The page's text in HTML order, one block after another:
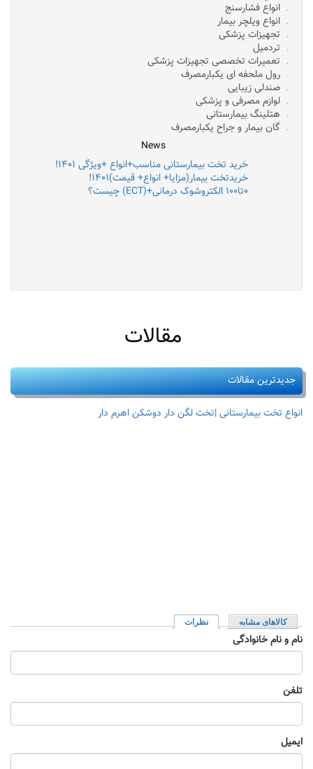
انواع فشارسنج
انواع ویلچر بیمار
تجهیزات پزشکی
تردمیل
تعمیرات تخصصی تجهیزات پزشکی
رول ملحفه ای یکبارمصرف
صندلی زیبایی
لوازم مصرفی و پزشکی
هتلینگ بیمارستانی
گان بیمار و جراح یکبارمصرف
News
خرید تخت بیمارستانی مناسب+انواع +ویژگی ۱۴۰۱!
خریدتخت بیمار(مزایا+ انواع+ قیمت)۱۴۰۱!
۰تا۱۰۰ الکتروشوک درمانی+(ECT) چیست؟
مقالات
جدیدترین مقالات
انواع تخت بیمارستانی |تخت لگن دار دوشکن اهرم دار
کالاهای مشابه نظرات
نام و نام خانوادگی
تلفن
ایمیل